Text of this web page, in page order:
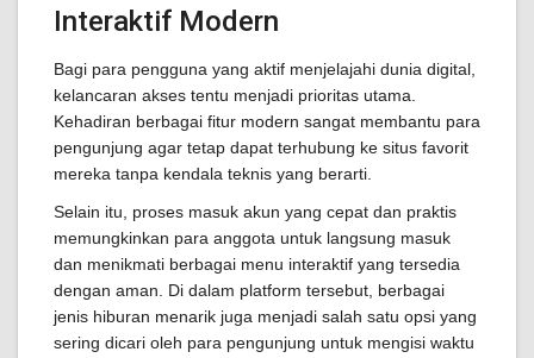
Interaktif Modern
Bagi para pengguna yang aktif menjelajahi dunia digital,
kelancaran akses tentu menjadi prioritas utama.
Kehadiran berbagai fitur modern sangat membantu para
pengunjung agar tetap dapat terhubung ke situs favorit
mereka tanpa kendala teknis yang berarti.
Selain itu, proses masuk akun yang cepat dan praktis
memungkinkan para anggota untuk langsung masuk
dan menikmati berbagai menu interaktif yang tersedia
dengan aman. Di dalam platform tersebut, berbagai
jenis hiburan menarik juga menjadi salah satu opsi yang
sering dicari oleh para pengunjung untuk mengisi waktu